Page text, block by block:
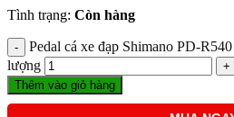
Tình trạng: Còn hàng
Pedal cá xe đạp Shimano PD-
lượng
Thêm vào giỏ hàng